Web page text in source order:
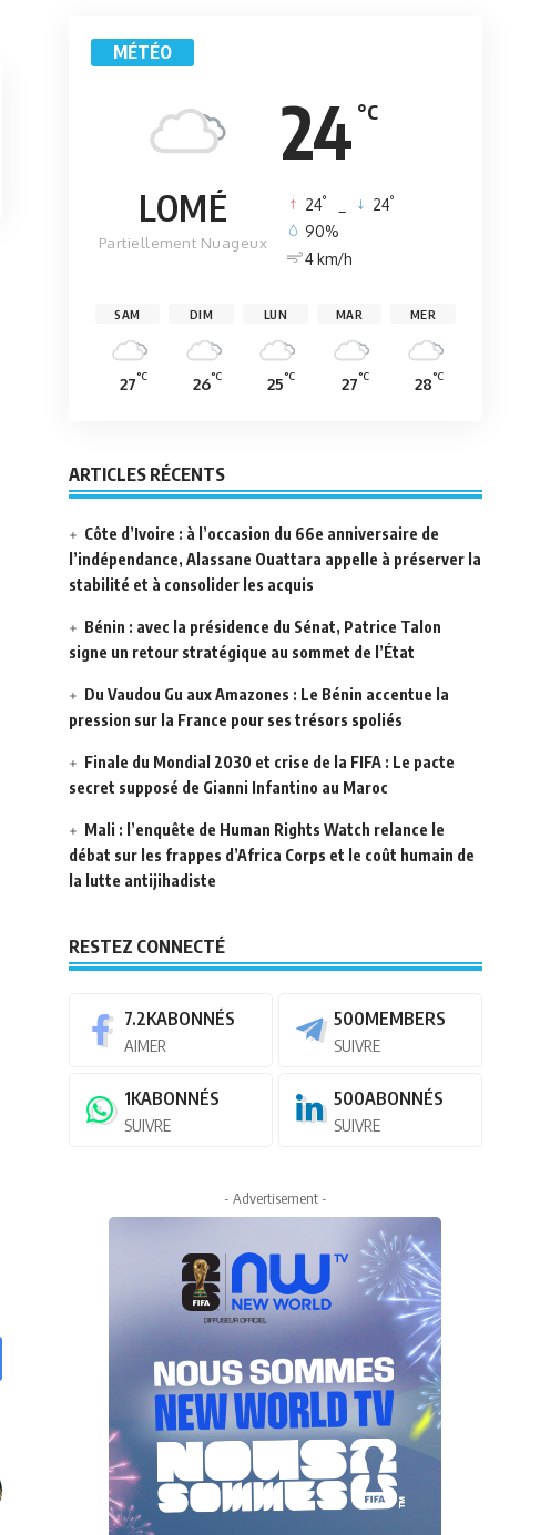
MÉTÉO
24 °C
LOMÉ
Partiellement Nuageux
24° 24°
90%
4 km/h
SAM
27°C
DIM
26°C
LUN
25°C
MAR
27°C
MER
28°C
ARTICLES RÉCENTS
Côte d’Ivoire : à l’occasion du 66e anniversaire de
l’indépendance, Alassane Ouattara appelle à préserver la
stabilité et à consolider les acquis
Bénin : avec la présidence du Sénat, Patrice Talon
signe un retour stratégique au sommet de l’État
Du Vaudou Gu aux Amazones : Le Bénin accentue la
pression sur la France pour ses trésors spoliés
Finale du Mondial 2030 et crise de la FIFA : Le pacte
secret supposé de Gianni Infantino au Maroc
Mali : l’enquête de Human Rights Watch relance le
débat sur les frappes d’Africa Corps et le coût humain de
la lutte antijihadiste
RESTEZ CONNECTÉ
7.2KABONNÉS
AIMER
500MEMBERS
SUIVRE
1KABONNÉS
SUIVRE
500ABONNÉS
SUIVRE
- Advertisement -